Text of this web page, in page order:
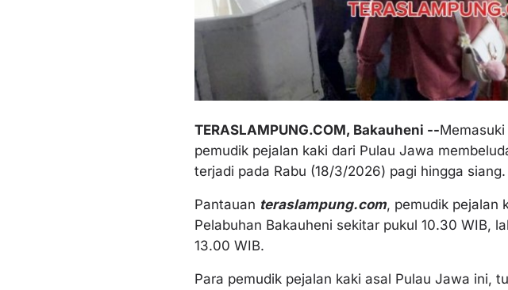
TERASLAMPUNG.COM, Bakauheni --
pemudik pejalan kaki dari Pulau Jawa
terjadi pada Rabu (18/3/2026) pagi hingga siang.
Pantauan teraslampung.com, pemudik pejalan
Pelabuhan Bakauheni sekitar pukul 10.30 WIB,
13.00 WIB.
Para pemudik pejalan kaki asal Pulau Jawa ini,